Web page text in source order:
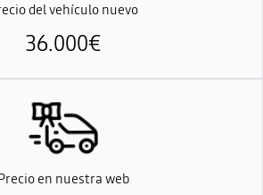
del vehículo nuevo
36.000€
en nuestra web